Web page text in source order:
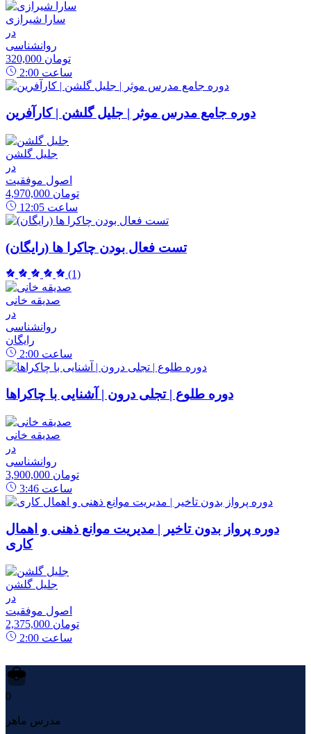
سارا شیرازی
در
روانشناسی
320,000 تومان
2:00 ساعت
دوره جامع مدرس موثر | جلیل گلشن | کارآفرین
جلیل گلشن
در
اصول موفقیت
4,970,000 تومان
12:05 ساعت
تست فعال بودن چاکرا ها (رایگان)
(1)
صدیقه خانی
در
روانشناسی
رایگان
2:00 ساعت
دوره طلوع | تجلی درون | آشنایی با چاکراها
صدیقه خانی
در
روانشناسی
3,900,000 تومان
3:46 ساعت
دوره پرواز بدون تاخیر | مدیریت موانع ذهنی و اهمال
کاری
جلیل گلشن
در
اصول موفقیت
2,375,000 تومان
2:00 ساعت
0
مدرس ماهر